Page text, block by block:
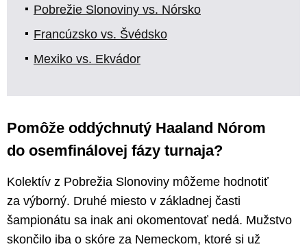
Pobrežie Slonoviny vs. Nórsko
Francúzsko vs. Švédsko
Mexiko vs. Ekvádor
Pomôže oddýchnutý Haaland Nórom
do osemfinálovej fázy turnaja?
Kolektív z Pobrežia Slonoviny môžeme hodnotiť
za výborný. Druhé miesto v základnej časti
šampionátu sa inak ani okomentovať nedá. Mužstvo
skončilo iba o skóre za Nemeckom, ktoré si už